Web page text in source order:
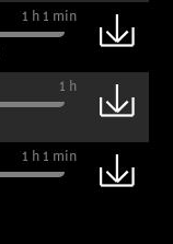
1 h 1 min
1 h
1 h 1 min